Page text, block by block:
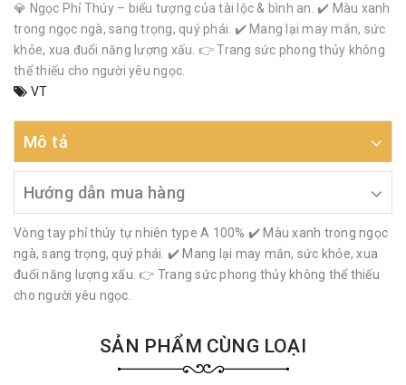
💎 Ngọc Phỉ Thúy – biểu tượng của tài lộc & bình an. ✔️ Màu xanh
trong ngọc ngà, sang trọng, quý phái. ✔️ Mang lại may mắn, sức
khỏe, xua đuổi năng lượng xấu. 👉 Trang sức phong thủy không
thể thiếu cho người yêu ngọc.
VT
Mô tả
Hướng dẫn mua hàng
Vòng tay phỉ thúy tự nhiên type A 100% ✔️ Màu xanh trong ngọc
ngà, sang trọng, quý phái. ✔️ Mang lại may mắn, sức khỏe, xua
đuổi năng lượng xấu. 👉 Trang sức phong thủy không thể thiếu
cho người yêu ngọc.
SẢN PHẨM CÙNG LOẠI